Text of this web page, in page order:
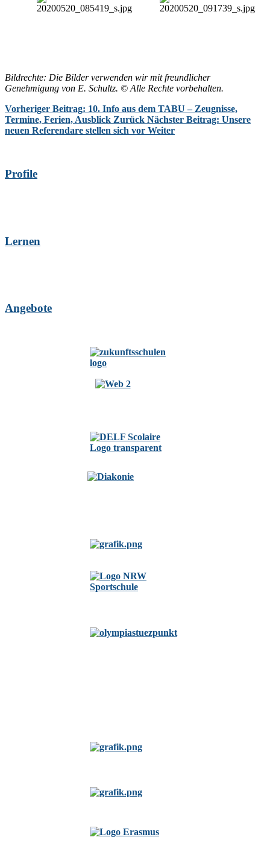
Bildrechte: Die Bilder verwenden wir mit freundlicher
Genehmigung von E. Schultz. © Alle Rechte vorbehalten.
Vorheriger Beitrag: 10. Info aus dem TABU – Zeugnisse,
Termine, Ferien, Ausblick Zurück Nächster Beitrag: Unsere
neuen Referendare stellen sich vor Weiter
Profile
Lernen
Angebote